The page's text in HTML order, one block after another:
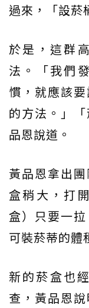
過來，「設菸
於是，這群
法。「我們
慣，就應該
的方法。」
品恩說道。
黃品恩拿出
盒稍大，打
盒）只要一
可裝菸蒂的體
新的菸盒也
查，黃品恩